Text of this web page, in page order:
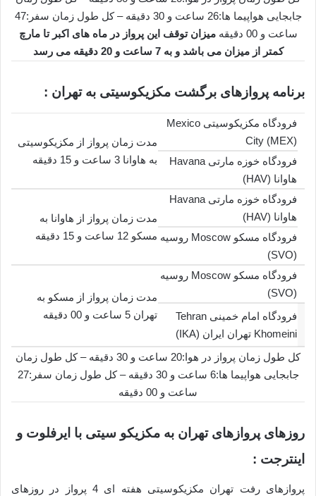
جابجایی هواپیما ها:26 ساعت و 30 دقیقه – کل طول زمان سفر:47
ساعت و 00 دقیقه
میزان توقف این پرواز در ماه های اکبر تا مارچ
کمتر از میزان می باشد و به 7 ساعت و 20 دقیقه می رسد
برنامه پروازهای برگشت مکزیکوسیتی به تهران :
فرودگاه مکزیکوسیتی Mexico
City (MEX)
مدت زمان پرواز از مکزیکوسیتی
به هاوانا 3 ساعت و 15 دقیقه
فرودگاه خوزه مارتی Havana
هاوانا (HAV)
فرودگاه خوزه مارتی Havana
هاوانا (HAV)
مدت زمان پرواز از هاوانا به
مسکو 12 ساعت و 15 دقیقه فرودگاه مسکو Moscow روسیه
(SVO)
فرودگاه مسکو Moscow روسیه
(SVO)
مدت زمان پرواز از مسکو به
تهران 5 ساعت و 00 دقیقه
فرودگاه امام خمینی Tehran
Khomeini تهران ایران (IKA)
کل طول زمان پرواز در هوا:20 ساعت و 30 دقیقه – کل طول زمان
جابجایی هواپیما ها:6 ساعت و 30 دقیقه – کل طول زمان سفر:27
ساعت و 00 دقیقه
روزهای پروازهای تهران به مکزیکو سیتی با ایرفلوت و
اینترجت :
پروازهای رفت تهران مکزیکوسیتی هفته ای 4 پرواز در روزهای